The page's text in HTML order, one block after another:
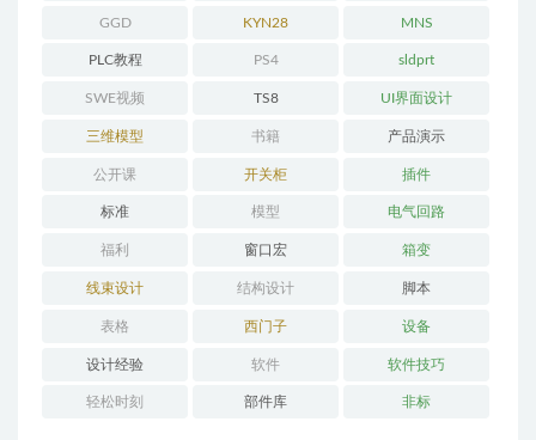
GGD KYN28 MNS
PLC教程 PS4 sldprt
SWE视频 TS8 UI界面设计
三维模型 书籍 产品演示
公开课 开关柜 插件
标准 模型 电气回路
福利 窗口宏 箱变
线束设计 结构设计 脚本
表格 西门子 设备
设计经验 软件 软件技巧
轻松时刻 部件库 非标